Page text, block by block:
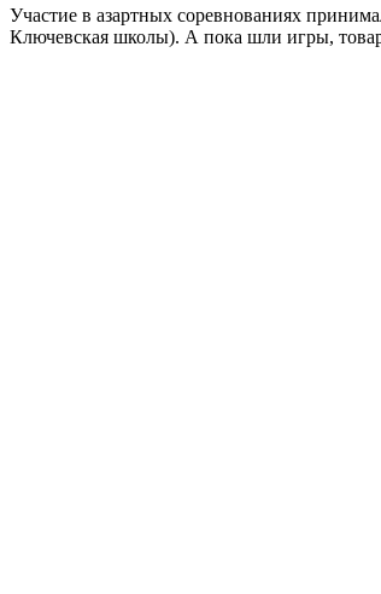
Участие в азартных соревнованиях
Ключевская школы). А пока шли игры,